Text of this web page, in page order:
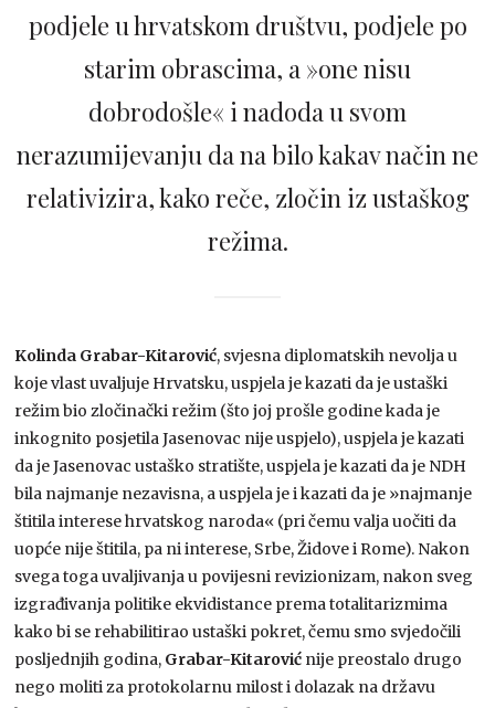
podjele u hrvatskom društvu, podjele po
starim obrascima, a »one nisu
dobrodošle« i nadoda u svom
nerazumijevanju da na bilo kakav način ne
relativizira, kako reče, zločin iz ustaškog
režima.
Kolinda Grabar-Kitarović, svjesna diplomatskih nevolja u
koje vlast uvaljuje Hrvatsku, uspjela je kazati da je ustaški
režim bio zločinački režim (što joj prošle godine kada je
inkognito posjetila Jasenovac nije uspjelo), uspjela je kazati
da je Jasenovac ustaško stratište, uspjela je kazati da je NDH
bila najmanje nezavisna, a uspjela je i kazati da je »najmanje
štitila interese hrvatskog naroda« (pri čemu valja uočiti da
uopće nije štitila, pa ni interese, Srbe, Židove i Rome). Nakon
svega toga uvaljivanja u povijesni revizionizam, nakon sveg
izgrađivanja politike ekvidistance prema totalitarizmima
kako bi se rehabilitirao ustaški pokret, čemu smo svjedočili
posljednjih godina, Grabar-Kitarović nije preostalo drugo
nego moliti za protokolarnu milost i dolazak na državu